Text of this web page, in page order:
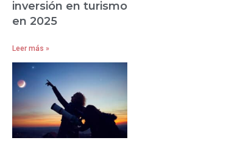
inversión en turismo
en 2025
Leer más »